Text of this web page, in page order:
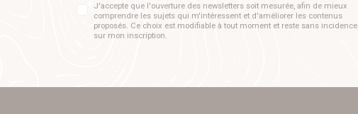
J'accepte que l'ouverture des newsletters soit mesurée, afin de mieux
comprendre les sujets qui m'intéressent et d'améliorer les contenus
proposés. Ce choix est modifiable à tout moment et reste sans incidence
sur mon inscription.